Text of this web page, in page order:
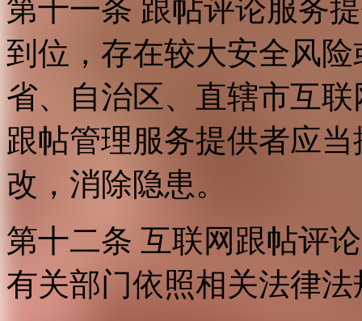
第十一条 跟帖评论服务
到位，存在较大安全风
省、自治区、直辖市互
跟帖管理服务提供者应
改，消除隐患。
第十二条 互联网跟帖评
有关部门依照相关法律